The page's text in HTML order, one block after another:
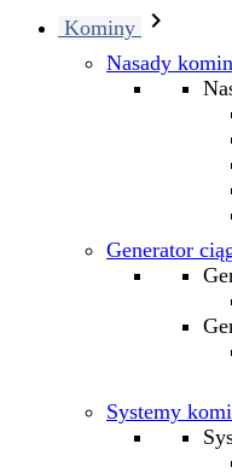
Kominy

Nasady
Generator
Systemy